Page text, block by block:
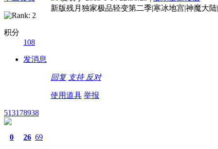
积分
108
发消息
新版残月独家极品轻变第二季|寒冰地宫|神魔大
回复 支持 反对
使用道具 举报
513178938
0 26 69